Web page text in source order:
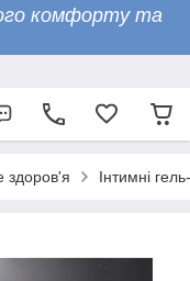
комфорту та
здоров'я Інтимні